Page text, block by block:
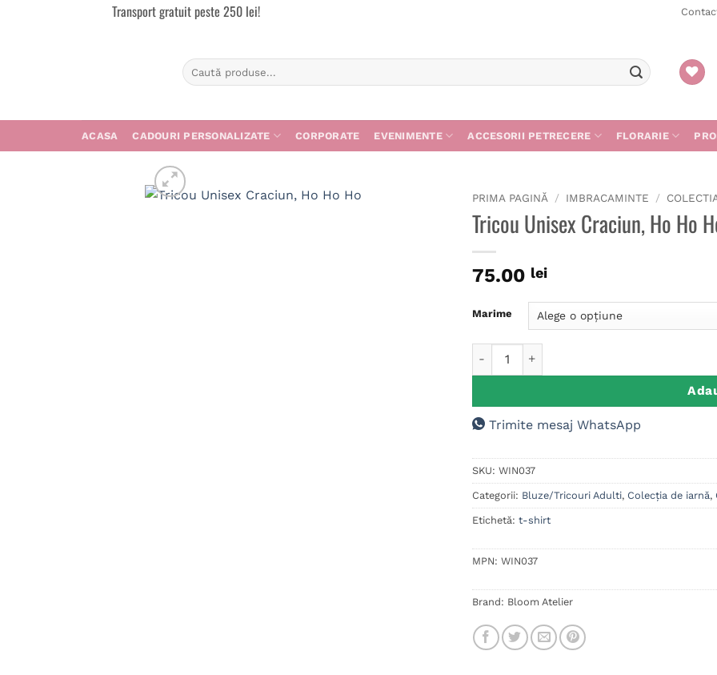
Transport gratuit peste 250 lei!
Caută
după:
ACASA CADOURI PERSONALIZATE CORPORATE EVENIMENTE ACCESORII PETRECERE FLORARIE
PRIMA PAGINĂ / IMBRACAMINTE /
Tricou Unisex Craciun, Ho Ho
75.00 lei
Marime
Trimite mesaj WhatsApp
SKU: WIN037
Categorii: Bluze/Tricouri Adulti, Colecția de iarnă,
Etichetă: t-shirt
MPN: WIN037
Brand: Bloom Atelier